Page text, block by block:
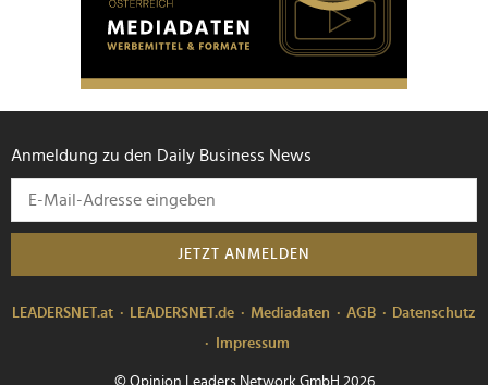
Anmeldung zu den Daily Business News
JETZT ANMELDEN
LEADERSNET.at LEADERSNET.de Mediadaten AGB
Datenschutz
Impressum